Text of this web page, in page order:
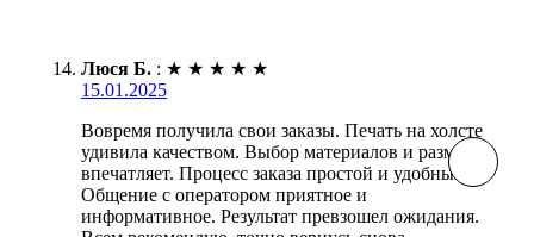
Люся Б. : ★ ★ ★ ★ ★
15.01.2025
Вовремя получила свои заказы. Печать на холсте
удивила качеством. Выбор материалов и размеров
впечатляет. Процесс заказа простой и удобный.
Общение с оператором приятное и
информативное. Результат превзошел ожидания.